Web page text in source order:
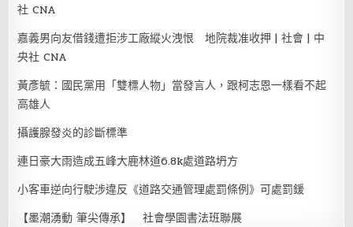
社 CNA
嘉義男向友借錢遭拒涉工廠縱火洩恨 地院裁准收押 | 社會 | 中
央社 CNA
黃彥毓：國民黨用「雙標人物」當發言人，跟柯志恩一樣看不起
高雄人
攝護腺發炎的診斷標準
連日豪大雨造成五峰大鹿林道6.8k處道路坍方
小客車逆向行駛涉違反《道路交通管理處罰條例》可處罰鍰
【墨潮湧動 筆尖傳承】 社會學園書法班聯展